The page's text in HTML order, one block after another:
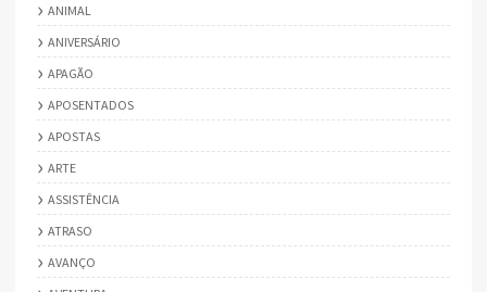
ANIMAL
ANIVERSÁRIO
APAGÃO
APOSENTADOS
APOSTAS
ARTE
ASSISTÊNCIA
ATRASO
AVANÇO